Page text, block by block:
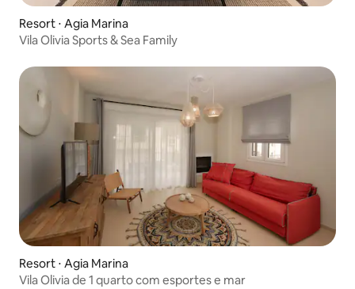
Resort ⋅ Agia Marina
Vila Olivia Sports & Sea Family
Resort ⋅ Agia Marina
Vila Olivia de 1 quarto com esportes e mar